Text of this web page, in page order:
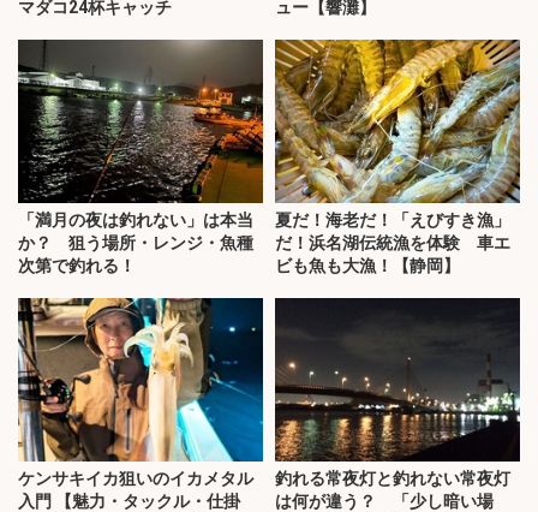
マダコ24杯キャッチ ュー【響灘】
「満月の夜は釣れない」は本当
か？ 狙う場所・レンジ・魚種
次第で釣れる！
夏だ！海老だ！「えびすき漁」
だ！浜名湖伝統漁を体験 車エ
ビも魚も大漁！【静岡】
ケンサキイカ狙いのイカメタル
入門 【魅力・タックル・仕掛
釣れる常夜灯と釣れない常夜灯
は何が違う？ 「少し暗い場